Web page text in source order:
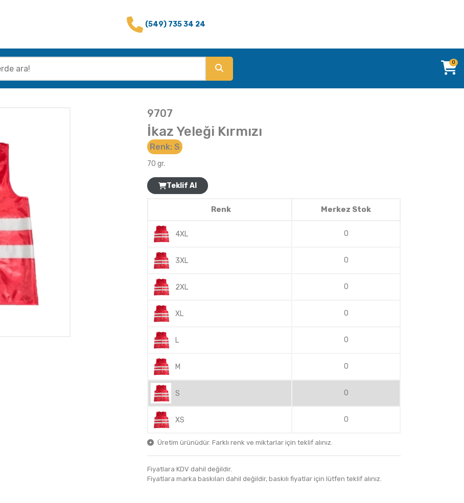
(549) 735 34 24
0
9707
İkaz Yeleği Kırmızı
Renk: S
70 gr.
Teklif Al
Renk Merkez Stok
4XL 0
3XL 0
2XL 0
XL 0
L 0
M 0
S 0
XS 0
Üretim ürünüdür. Farklı renk ve miktarlar için teklif alınız.
Fiyatlara KDV dahil değildir.
Fiyatlara marka baskıları dahil değildir, baskılı fiyatlar için lütfen teklif alınız.